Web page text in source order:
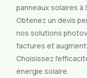
panneaux solaires à
Obtenez un devis
nos solutions
factures et
Choisissez
énergie solaire.